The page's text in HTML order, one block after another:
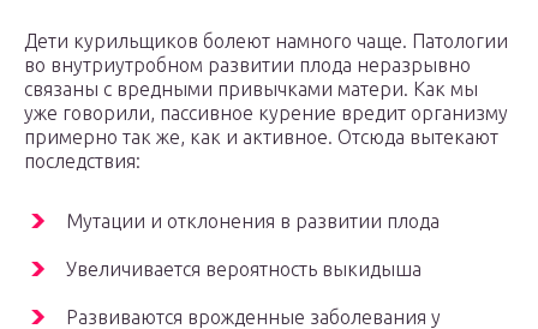
Дети курильщиков болеют намного чаще. Патологии
во внутриутробном развитии плода неразрывно
связаны с вредными привычками матери. Как мы
уже говорили, пассивное курение вредит организму
примерно так же, как и активное. Отсюда вытекают
последствия:
Мутации и отклонения в развитии плода
Увеличивается вероятность выкидыша
Развиваются врожденные заболевания у